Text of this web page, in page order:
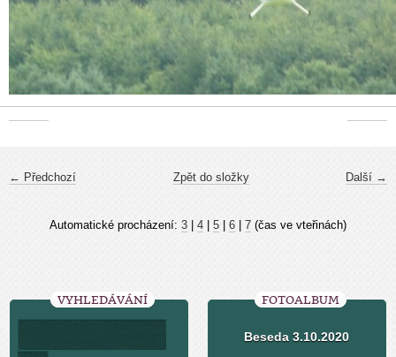
← Předchozí Další →
Zpět do složky
Automatické procházení: 3 4 5 6 7 (čas ve vteřinách)
VYHLEDÁVÁNÍ FOTOALBUM
Beseda 3.10.2020